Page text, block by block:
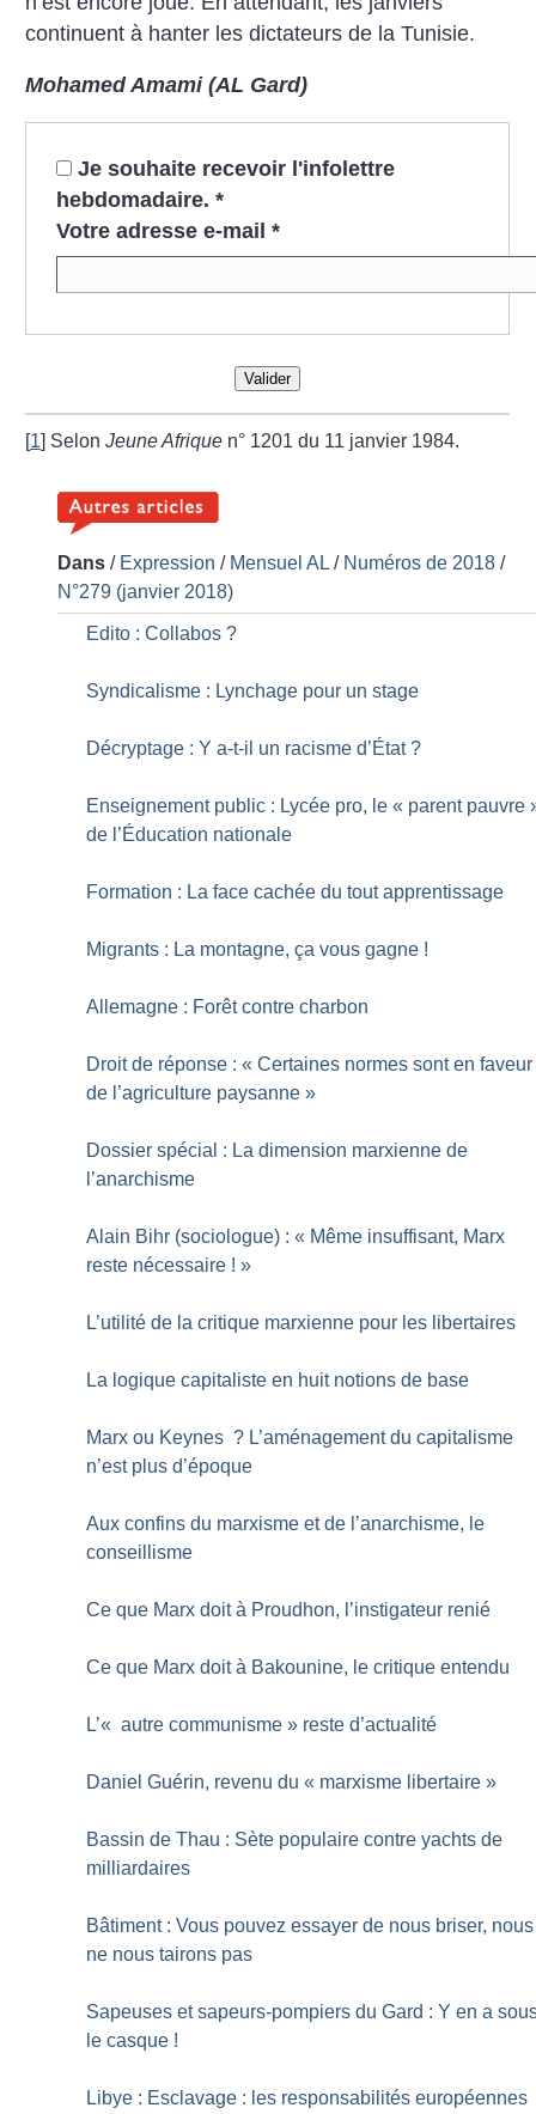
continuent à hanter les dictateurs de la Tunisie.
Mohamed Amami (AL Gard)
Je souhaite recevoir l'infolettre
hebdomadaire. *
Votre adresse e-mail *
Valider
[1] SelonJeune Afrique n° 1201 du 11 janvier 1984.
Dans / Expression / Mensuel AL / Numéros de 2018 /
N°279 (janvier 2018)
Edito : Collabos ?
Syndicalisme : Lynchage pour un stage
Décryptage : Y a-t-il un racisme d’État ?
Enseignement public : Lycée pro, le « parent pauvre
de l’Éducation nationale
Formation : La face cachée du tout apprentissage
Migrants : La montagne, ça vous gagne !
Allemagne : Forêt contre charbon
Droit de réponse : « Certaines normes sont en faveur
de l’agriculture paysanne »
Dossier spécial : La dimension marxienne de
l’anarchisme
Alain Bihr (sociologue) : « Même insuffisant, Marx
reste nécessaire ! »
L’utilité de la critique marxienne pour les libertaires
La logique capitaliste en huit notions de base
Marx ou Keynes ? L’aménagement du capitalisme
n’est plus d’époque
Aux confins du marxisme et de l’anarchisme, le
conseillisme
Ce que Marx doit à Proudhon, l’instigateur renié
Ce que Marx doit à Bakounine, le critique entendu
L’« autre communisme » reste d’actualité
Daniel Guérin, revenu du « marxisme libertaire »
Bassin de Thau : Sète populaire contre yachts de
milliardaires
Bâtiment : Vous pouvez essayer de nous briser, nous
ne nous tairons pas
Sapeuses et sapeurs-pompiers du Gard : Y en a
le casque !
Libye : Esclavage : les responsabilités européennes